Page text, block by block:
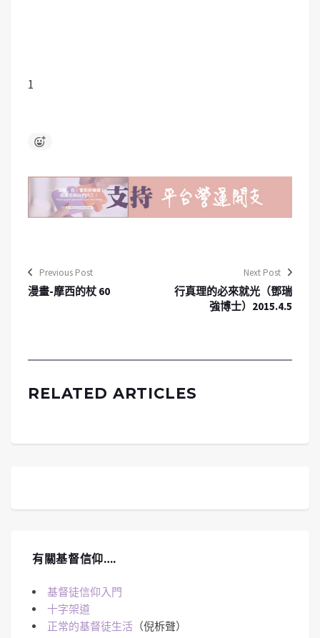
1
Previous Post
漫畫-摩西的杖 60
Next Post
行真理的必來就光（鄧瑞
強博士）2015.4.5
RELATED ARTICLES
有關基督信仰….
基督徒信仰入門
十字架道
正常的基督徒生活 （倪柝聲）